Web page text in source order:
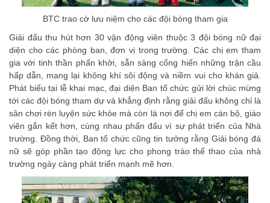
BTC trao cờ lưu niệm cho các đội bóng tham gia
Giải đấu thu hút hơn 30 vận động viên thuộc 3 đội bóng nữ đại
diện cho các phòng ban, đơn vị trong trường. Các chị em tham
gia với tinh thần phấn khởi, sẵn sàng cống hiến những trận cầu
hấp dẫn, mang lại không khí sôi động và niềm vui cho khán giả.
Phát biểu tại lễ khai mạc, đại diện Ban tổ chức gửi lời chúc mừng
tới các đội bóng tham dự và khẳng định rằng giải đấu không chỉ là
sân chơi rèn luyện sức khỏe mà còn là nơi để chị em cán bộ, giáo
viên gắn kết hơn, cùng nhau phấn đấu vì sự phát triển của Nhà
trường. Đồng thời, Ban tổ chức cũng tin tưởng rằng Giải bóng đá
nữ sẽ góp phần tạo động lực cho phong trào thể thao của nhà
trường ngày càng phát triển mạnh mẽ hơn.